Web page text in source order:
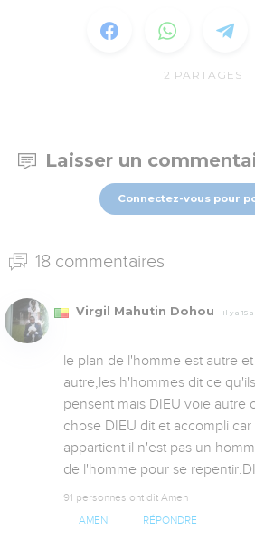
2 PARTAGES
Laisser un
Connectez-vous pour
18 commentaires
Virgil Mahutin Dohou Il y a 15
le plan de l'homme est autre
autre,les h'hommes dit ce
pensent mais DIEU voie autre
chose DIEU dit et accompli
appartient il n'est pas un
de l'homme pour se
91 personnes ont dit Amen
AMEN RÉPONDRE